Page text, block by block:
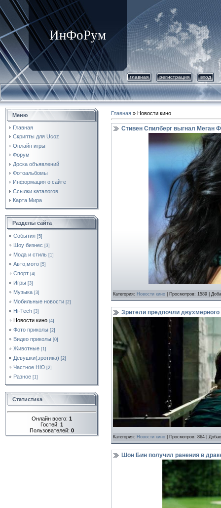
ИнФоРум
главная регистрация вход
Меню
Главная
Cкрипты для Ucoz
Онлайн игры
Форум
Доска объявлений
Фотоальбомы
Информация о сайте
Ccылки каталогов
Карта Мира
Разделы сайта
События [5]
Шоу бизнес [3]
Мода и стиль [1]
Авто,мото [5]
Спорт [4]
Игры [3]
Музыка [3]
Мобильные новости [2]
Hi-Tech [3]
Новости кино [4]
Фото приколы [2]
Видео приколы [0]
Животные [1]
Девушки(эротика) [2]
Частное НЮ [2]
Разное [1]
Статистика
Онлайн всего: 1
Гостей: 1
Пользователей: 0
Главная » Новости кино
Стивен Спилберг выгнал Меган
Категория: Новости кино | Просмотров: 1589 |
Зрители предпочли двухмерного
Категория: Новости кино | Просмотров: 864 |
Шон Бин получил ранения в